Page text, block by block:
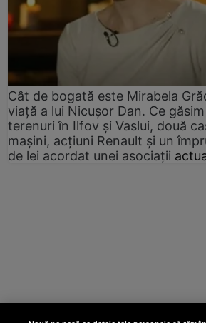
Cât de bogată este Mirabela
viață a lui Nicușor Dan. Ce
terenuri în Ilfov și Vaslui, două
mașini, acțiuni Renault și un
de lei acordat unei asociații